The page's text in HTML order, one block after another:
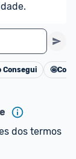
Consegui 🤩
dos termos